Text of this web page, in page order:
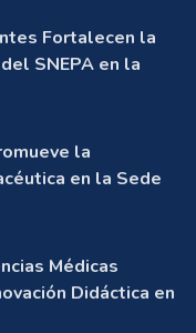
Fortalecen la
SNEPA en la
la
en la Sede
Médicas
Didáctica en